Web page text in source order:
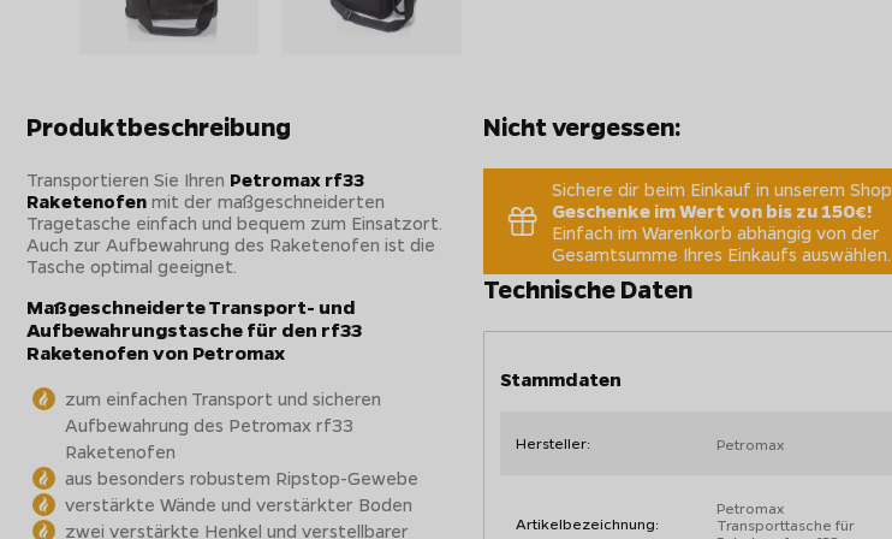
Produktbeschreibung
Transportieren Sie Ihren Petromax rf33
Raketenofen mit der maßgeschneiderten
Tragetasche einfach und bequem zum Einsatzort.
Auch zur Aufbewahrung des Raketenofen ist die
Tasche optimal geeignet.
Maßgeschneiderte Transport- und
Aufbewahrungstasche für den rf33
Raketenofen von Petromax
zum einfachen Transport und sicheren
Aufbewahrung des Petromax rf33
Raketenofen
aus besonders robustem Ripstop-Gewebe
verstärkte Wände und verstärkter Boden
zwei verstärkte Henkel und verstellbarer
Nicht vergessen:
Sichere dir beim Einkauf in unserem Shop
Geschenke im Wert von bis zu 150€!
Einfach im Warenkorb abhängig von der
Gesamtsumme Ihres Einkaufs auswählen.
Technische Daten
Stammdaten
Hersteller: Petromax
Artikelbezeichnung:
Petromax
Transporttasche für